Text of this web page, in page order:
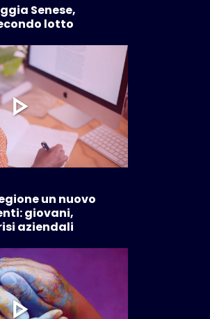
Senese,
lotto
un nuovo
giovani,
aziendali